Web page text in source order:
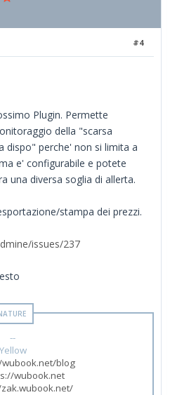
#4
Plugin. Permette
della "scarsa
dispo" perche' non si limita a
e' configurabile e potete
una diversa soglia di allerta.
stampa dei prezzi.
issues/237
--
Yellow
blog
wubook.net